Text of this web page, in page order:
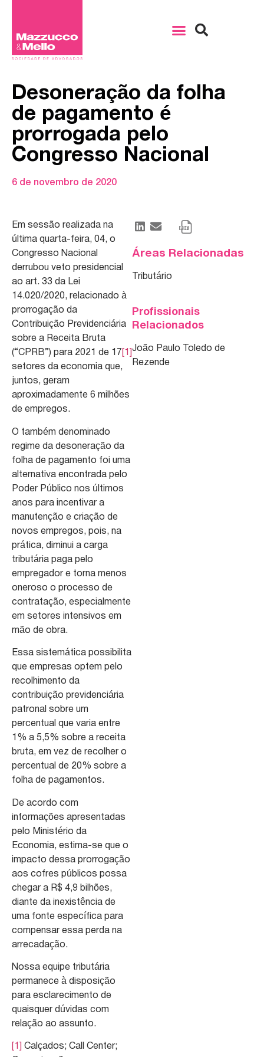
Desoneração da folha
de pagamento é
prorrogada pelo
Congresso Nacional
6 de novembro de 2020
Em sessão realizada na
última quarta-feira, 04, o
Congresso Nacional
derrubou veto presidencial
ao art. 33 da Lei
14.020/2020, relacionado à
prorrogação da
Contribuição Previdenciária
sobre a Receita Bruta
(“CPRB”) para 2021 de 17 [1]
setores da economia que,
juntos, geram
aproximadamente 6 milhões
de empregos.
O também denominado
regime da desoneração da
folha de pagamento foi uma
alternativa encontrada pelo
Poder Público nos últimos
anos para incentivar a
manutenção e criação de
novos empregos, pois, na
prática, diminui a carga
tributária paga pelo
empregador e torna menos
oneroso o processo de
contratação, especialmente
em setores intensivos em
mão de obra.
Essa sistemática possibilita
que empresas optem pelo
recolhimento da
contribuição previdenciária
patronal sobre um
percentual que varia entre
1% a 5,5% sobre a receita
bruta, em vez de recolher o
percentual de 20% sobre a
folha de pagamentos.
De acordo com
informações apresentadas
pelo Ministério da
Economia, estima-se que o
impacto dessa prorrogação
aos cofres públicos possa
chegar a R$ 4,9 bilhões,
diante da inexistência de
uma fonte específica para
compensar essa perda na
arrecadação.
Nossa equipe tributária
permanece à disposição
para esclarecimento de
quaisquer dúvidas com
relação ao assunto.
[1]
Calçados; Call Center;
Áreas Relacionadas
Tributário
Profissionais
Relacionados
João Paulo Toledo de
Rezende